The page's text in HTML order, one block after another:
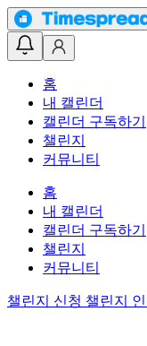
홈
내 캘린더
캘린더 구독하기
챌린지
커뮤니티
홈
내 캘린더
캘린더 구독하기
챌린지
커뮤니티
챌린지 신청 챌린지